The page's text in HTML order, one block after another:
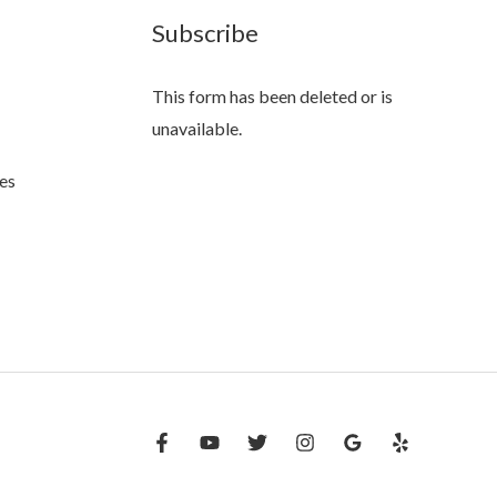
Subscribe
This form has been deleted or is
unavailable.